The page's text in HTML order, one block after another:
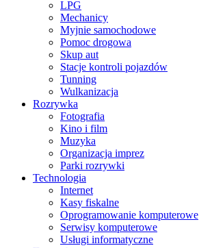
LPG
Mechanicy
Myjnie samochodowe
Pomoc drogowa
Skup aut
Stacje kontroli pojazdów
Tunning
Wulkanizacja
Rozrywka
Fotografia
Kino i film
Muzyka
Organizacja imprez
Parki rozrywki
Technologia
Internet
Kasy fiskalne
Oprogramowanie komputerowe
Serwisy komputerowe
Usługi informatyczne